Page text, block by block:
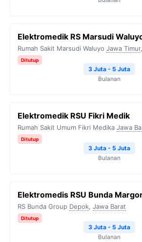
Elektromedik RS Marsudi
Rumah Sakit Marsudi Waluyo Jawa Timur,
Ditutup
3 Juta - 5 Juta
Bulanan
Elektromedik RSU Fikri Medik
Rumah Sakit Umum Fikri Medika Jawa
Ditutup
3 Juta - 5 Juta
Bulanan
Elektromedis RSU Bunda
RS Bunda Group Depok, Jawa Barat
Ditutup
3 Juta - 5 Juta
Bulanan